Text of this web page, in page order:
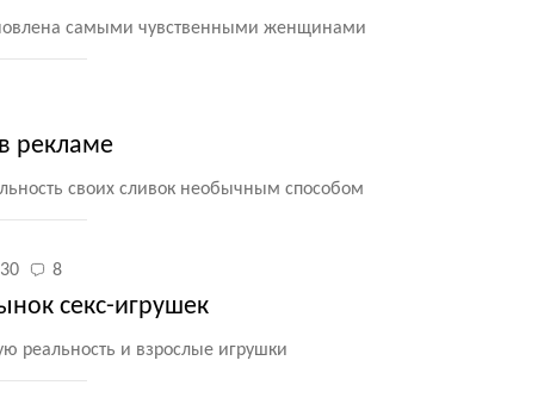
самыми чувственными женщинами
рекламе
своих сливок необычным способом
8
секс-игрушек
реальность и взрослые игрушки